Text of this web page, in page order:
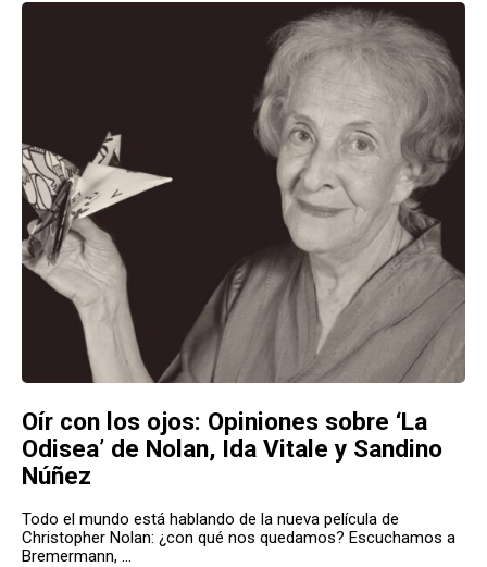
Oír con los ojos: Opiniones sobre ‘La
Odisea’ de Nolan, Ida Vitale y Sandino
Núñez
Todo el mundo está hablando de la nueva película de
Christopher Nolan: ¿con qué nos quedamos? Escuchamos a
Bremermann, ...